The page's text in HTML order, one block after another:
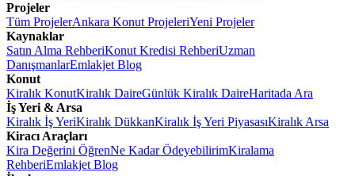
Projeler
Tüm ProjelerAnkara Konut ProjeleriYeni Projeler
Kaynaklar
Satın Alma RehberiKonut Kredisi RehberiUzman
DanışmanlarEmlakjet Blog
Konut
Kiralık KonutKiralık DaireGünlük Kiralık DaireHaritada Ara
İş Yeri & Arsa
Kiralık İş YeriKiralık DükkanKiralık İş Yeri PiyasasıKiralık Arsa
Kiracı Araçları
Kira Değerini ÖğrenNe Kadar ÖdeyebilirimKiralama
RehberiEmlakjet Blog